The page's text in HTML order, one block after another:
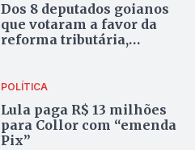
Dos 8 deputados goianos
que votaram a favor da
reforma tributária,
POLÍTICA
Lula paga R$ 13 milhões
para Collor com “emenda
Pix”